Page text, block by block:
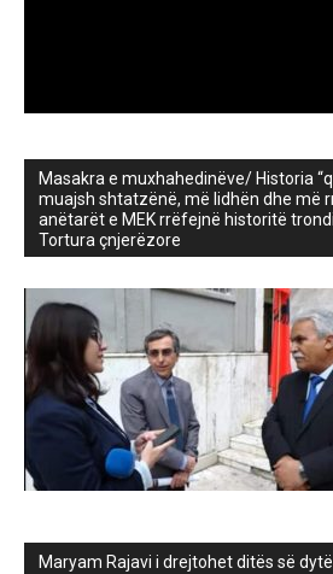
Masakra e muxhahedinëve/ Historia
muajsh shtatzënë, më lidhën dhe më
anëtarët e MEK rrëfejnë historitë
Tortura çnjerëzore
Maryam Rajavi i drejtohet ditës së